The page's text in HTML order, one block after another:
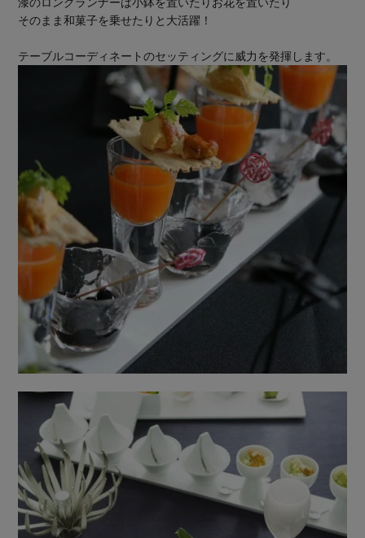
そのまま和菓子を乗せたりと大活躍！
テーブルコーディネートのセッティングに威力を発揮します。